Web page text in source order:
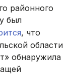
районного
был
, что
области
обнаружила